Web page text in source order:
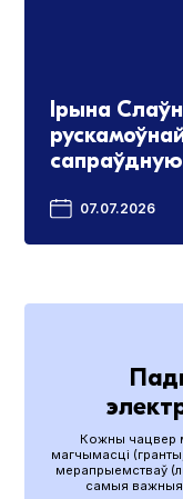
Ірына
07.07.2026
Кожны чацвер
магчымасці
мерапрыемстваў
самыя важныя